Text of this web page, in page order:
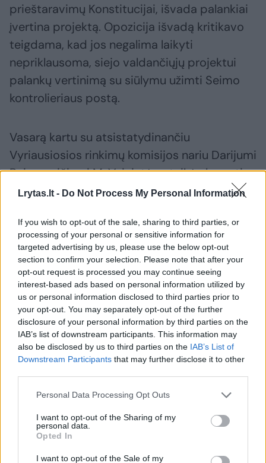
Lrytas.lt - Do Not Process My Personal Information
If you wish to opt-out of the sale, sharing to third parties, or
processing of your personal or sensitive information for
targeted advertising by us, please use the below opt-out
section to confirm your selection. Please note that after your
opt-out request is processed you may continue seeing
interest-based ads based on personal information utilized by
us or personal information disclosed to third parties prior to
your opt-out. You may separately opt-out of the further
disclosure of your personal information by third parties on the
IAB’s list of downstream participants. This information may
also be disclosed by us to third parties on the IAB’s List of
Downstream Participants that may further disclose it to other
Personal Data Processing Opt Outs
I want to opt-out of the Sharing of my
personal data.
Opted In
I want to opt-out of the Sale of my
prieštaravimų Konstitucijai, išvada palankiai
įvertina projektą. Opozicija išvadą kritikavo
teigdama, kad jos negalima laikyti
nepriklausoma, siejo valdančiųjų projektui
palankų vertinimą su siūlymu užimti Seimo
kontrolieriaus postą.
Vasarą kartu su atsistatydinančiu
Vyriausiosios rinkimų komisijos nariu Darijumi
Beinoravičiumi M. Vainiutė pateikė ekspertinę
išvadą valdančiųjų projektui, jis iš esmės
nuo Socialdemokratų partijos atskilusių
politikų įkurtai Socialdemokratų darbo
partijai atiduoda dalį buvusių bendražygių
dotacijos.
Išvadoje teigiama, kad projektas
neprieštarauja Lietuvoje įtvirtintam politinių
partijų finansavimo modeliui bei
egzistuojančiai užsienio šalių skirtingai
praktikai, tačiau „šioje projekto stadijoje
tobulesnis, jį lyginant su šiuo metu esamu
teisiniu reguliavimu“.